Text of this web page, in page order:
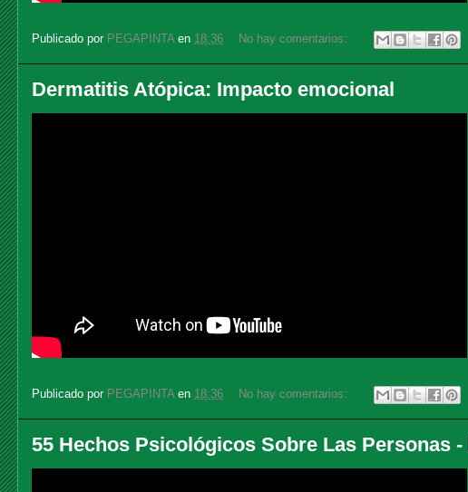
Publicado por PEGAPINTA en 18:36 No hay comentarios:
Dermatitis Atópica: Impacto emocional
Publicado por PEGAPINTA en 18:36 No hay comentarios:
55 Hechos Psicológicos Sobre Las Personas